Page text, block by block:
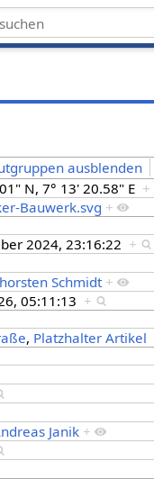
ausblenden
N, 7° 13' 20.58" E +
Bauwerk.svg +
2024, 23:16:22 +
Schmidt +
05:11:13 +
, Platzhalter Artikel
Janik +